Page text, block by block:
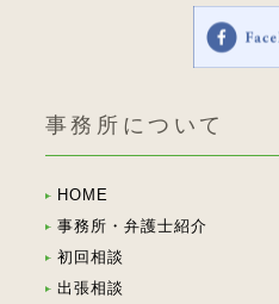
事務所について
HOME
事務所・弁護士紹介
初回相談
出張相談